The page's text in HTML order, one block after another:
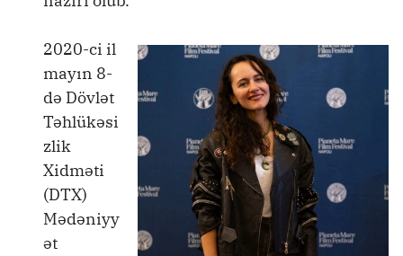
2020-ci il
mayın 8-
də Dövlət
Təhlükəsi
zlik
Xidməti
(DTX)
Mədəniyy
ət